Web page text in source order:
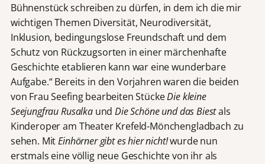
Bühnenstück schreiben zu dürfen, in dem ich die mir
wichtigen Themen Diversität, Neurodiversität,
Inklusion, bedingungslose Freundschaft und dem
Schutz von Rückzugsorten in einer märchenhafte
Geschichte etablieren kann war eine wunderbare
Aufgabe.“ Bereits in den Vorjahren waren die beiden
von Frau Seefing bearbeiten StückeDie kleine
Seejungfrau RusalkaundDie Schöne und das Biestals
Kinderoper am Theater Krefeld-Mönchengladbach zu
sehen. MitEinhörner gibt es hier nicht!wurde nun
erstmals eine völlig neue Geschichte von ihr als